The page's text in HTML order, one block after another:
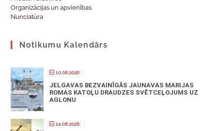
Organizācijas un apvienības
Nunciatūra
Notikumu Kalendārs
10.08.2026.
JELGAVAS BEZVAINĪGĀS JAUNAVAS MARIJAS
ROMAS KATOĻU DRAUDZES SVĒTCEĻOJUMS UZ
AGLONU
14.08.2026.